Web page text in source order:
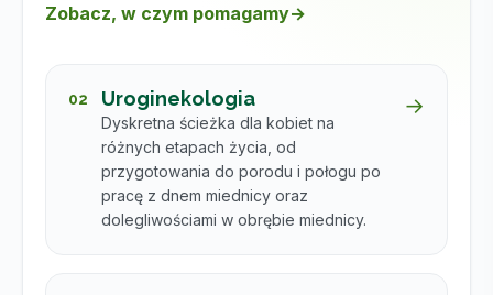
Zobacz, w czym pomagamy→
02 Uroginekologia
Dyskretna ścieżka dla kobiet na
różnych etapach życia, od
przygotowania do porodu i połogu po
pracę z dnem miednicy oraz
dolegliwościami w obrębie miednicy.
→